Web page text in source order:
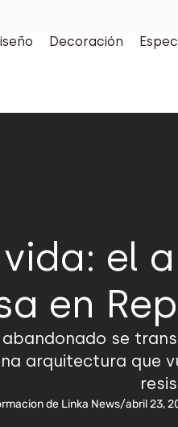
Decoración
el
en
se
arquitectura que
de Linka News/abril 23,